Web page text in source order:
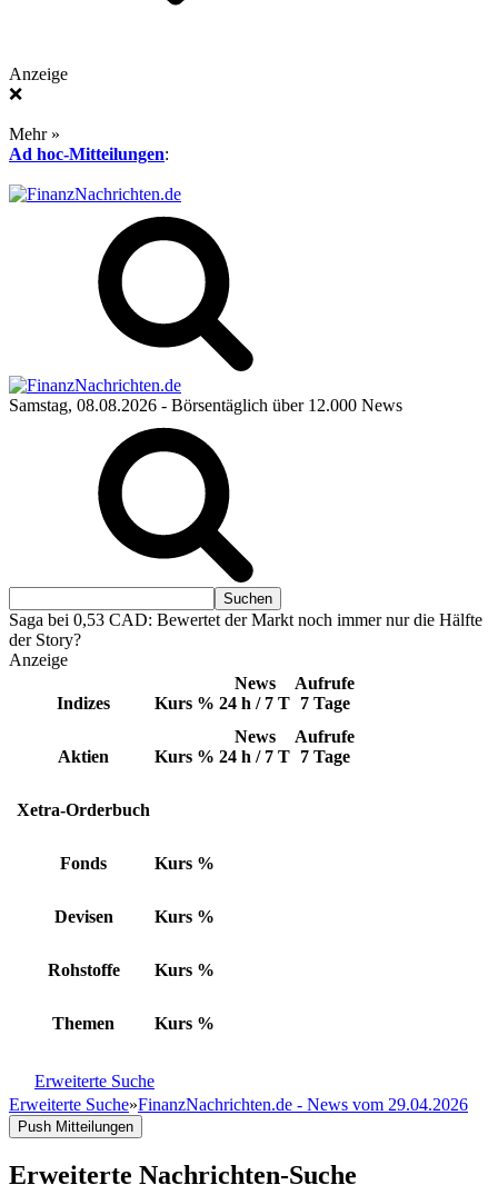
Anzeige
❌
Mehr »
Ad hoc-Mitteilungen:
Samstag, 08.08.2026 - Börsentäglich über 12.000 News
Saga bei 0,53 CAD: Bewertet der Markt noch immer nur die Hälfte
der Story?
Anzeige
Indizes Kurs %
News
24 h / 7 T
Aufrufe
7 Tage
Aktien Kurs %
News
24 h / 7 T
Aufrufe
7 Tage
Xetra-Orderbuch
Fonds Kurs %
Devisen Kurs %
Rohstoffe Kurs %
Themen Kurs %
Erweiterte Suche
Erweiterte Suche»FinanzNachrichten.de - News vom 29.04.2026
Push Mitteilungen
Erweiterte Nachrichten-Suche